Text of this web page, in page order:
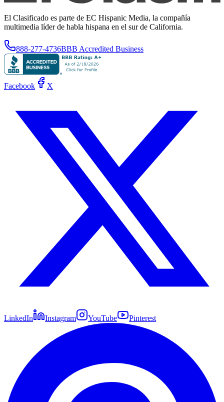
El Clasificado es parte de EC Hispanic Media, la compañía
multimedia líder de habla hispana en el sur de California.
888-277-4736BBB Accredited Business
Facebook X
LinkedIn Instagram YouTube Pinterest